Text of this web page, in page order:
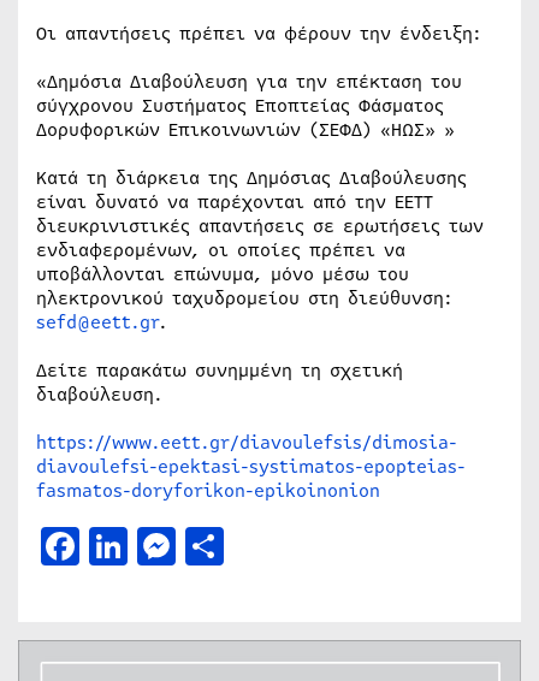
Οι απαντήσεις πρέπει να φέρουν την ένδειξη:
«Δημόσια Διαβούλευση για την επέκταση του
σύγχρονου Συστήματος Εποπτείας Φάσματος
Δορυφορικών Επικοινωνιών (ΣΕΦΔ) «ΗΩΣ» »
Κατά τη διάρκεια της Δημόσιας Διαβούλευσης
είναι δυνατό να παρέχονται από την ΕΕΤΤ
διευκρινιστικές απαντήσεις σε ερωτήσεις των
ενδιαφερομένων, οι οποίες πρέπει να
υποβάλλονται επώνυμα, μόνο μέσω του
ηλεκτρονικού ταχυδρομείου στη διεύθυνση:
sefd@eett.gr.
Δείτε παρακάτω συνημμένη τη σχετική
διαβούλευση.
https://www.eett.gr/diavoulefsis/dimosia-
diavoulefsi-epektasi-systimatos-epopteias-
fasmatos-doryforikon-epikoinonion
Facebook
LinkedIn
Messenger